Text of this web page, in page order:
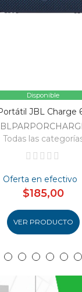
Disponible
JBL Charge
Todas las
Oferta en efectivo
$185,00
VER PRODUCTO